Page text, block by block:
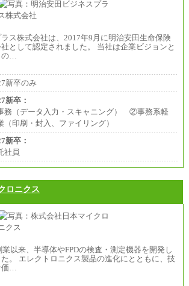
ス株式会社は、2017年9月に明治安田生命保険
として認定されました。 当社は企業ビジョンと
の…
新卒のみ
新卒：
務（データ入力・スキャニング） ②事務系軽
（印刷・封入、ファイリング）
新卒：
社員
ロニクス
以来、半導体やFPDの検査・測定機器を開発し
。 エレクトロニクス製品の進化にとともに、技
価…